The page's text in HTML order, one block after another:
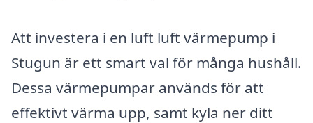
Att investera i en luft luft värmepump i
Stugun är ett smart val för många hushåll.
Dessa värmepumpar används för att
effektivt värma upp, samt kyla ner ditt